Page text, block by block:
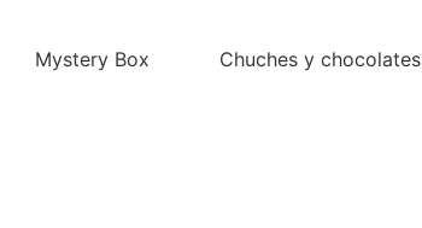
Mystery Box Chuches y chocolates